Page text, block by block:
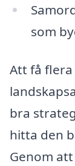
som
Att få
bra
hitta den
Genom